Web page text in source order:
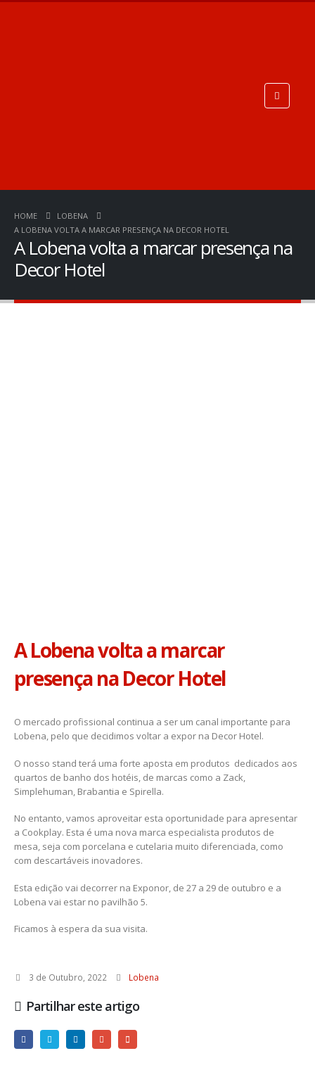
HOME
LOBENA
A LOBENA VOLTA A MARCAR PRESENÇA NA DECOR HOTEL
A Lobena volta a marcar presença na
Decor Hotel
A Lobena volta a marcar
presença na Decor Hotel
O mercado profissional continua a ser um canal importante para
Lobena, pelo que decidimos voltar a expor na Decor Hotel.
O nosso stand terá uma forte aposta em produtos dedicados aos
quartos de banho dos hotéis, de marcas como a Zack,
Simplehuman, Brabantia e Spirella.
No entanto, vamos aproveitar esta oportunidade para apresentar
a Cookplay. Esta é uma nova marca especialista produtos de
mesa, seja com porcelana e cutelaria muito diferenciada, como
com descartáveis inovadores.
Esta edição vai decorrer na Exponor, de 27 a 29 de outubro e a
Lobena vai estar no pavilhão 5.
Ficamos à espera da sua visita.
3 de Outubro, 2022 Lobena
Partilhar este artigo